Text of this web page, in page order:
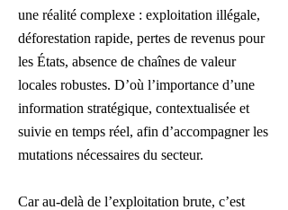
une réalité complexe : exploitation illégale,
déforestation rapide, pertes de revenus pour
les États, absence de chaînes de valeur
locales robustes. D’où l’importance d’une
information stratégique, contextualisée et
suivie en temps réel, afin d’accompagner les
mutations nécessaires du secteur.
Car au-delà de l’exploitation brute, c’est